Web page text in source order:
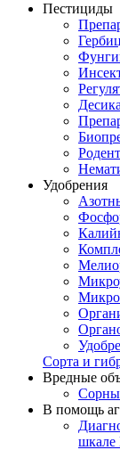
Пестициды
Удобрения
Сорта и
Вредные
В помощь